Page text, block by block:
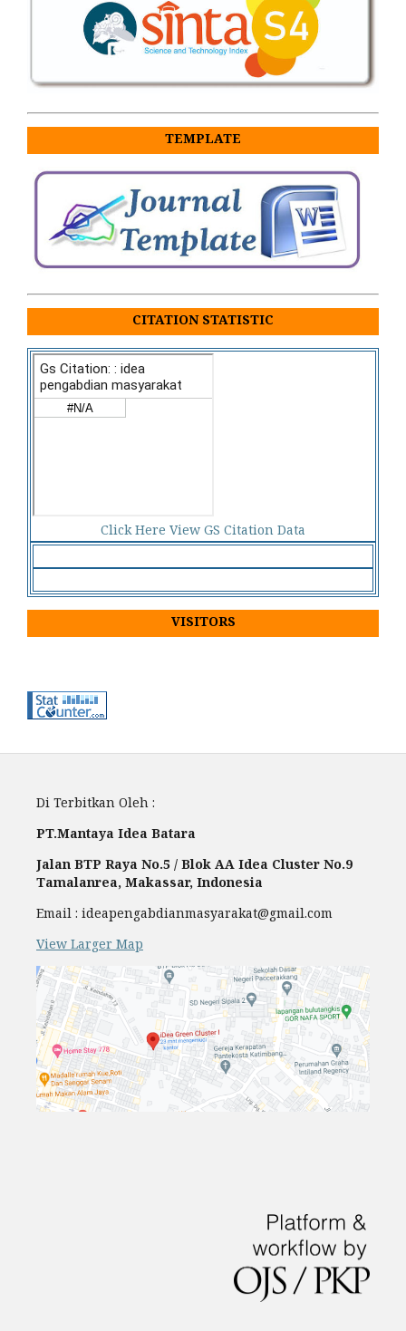
TEMPLATE
CITATION STATISTIC
Click Here View GS Citation Data
VISITORS
Di Terbitkan Oleh :
PT.Mantaya Idea Batara
Jalan BTP Raya No.5 / Blok AA Idea Cluster No.9
Tamalanrea, Makassar, Indonesia
Email : ideapengabdianmasyarakat@gmail.com
View Larger Map